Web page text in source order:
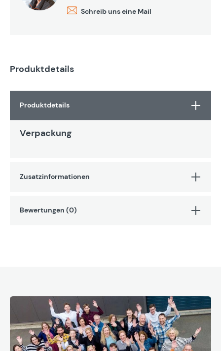
Schreib uns eine Mail
Produktdetails
Produktdetails
Verpackung
Zusatzinformationen
Bewertungen (0)